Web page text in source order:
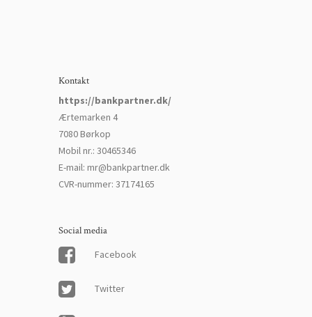
Kontakt
https://bankpartner.dk/
Ærtemarken 4
7080 Børkop
Mobil nr.: 30465346
E-mail: mr@bankpartner.dk
CVR-nummer: 37174165
Social media
Facebook
Twitter